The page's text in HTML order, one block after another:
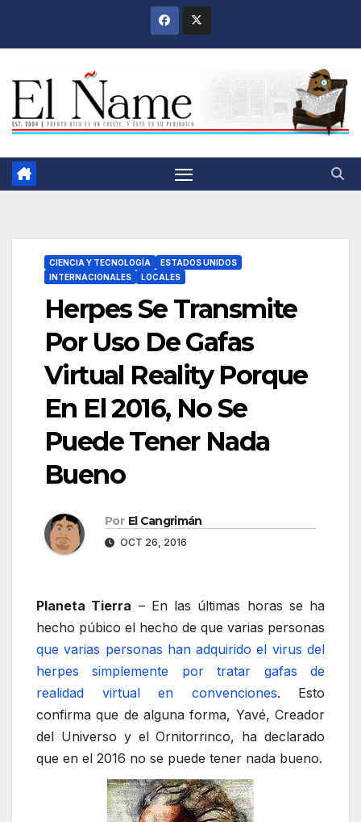
CIENCIA Y TECNOLOGÍA
ESTADOS UNIDOS
INTERNACIONALES
LOCALES
Herpes Se Transmite
Por Uso De Gafas
Virtual Reality Porque
En El 2016, No Se
Puede Tener Nada
Bueno
Por El Cangrimán
OCT 26, 2016
Planeta Tierra – En las últimas horas se ha
hecho púbico el hecho de que varias personas
que varias personas han adquirido el virus del
herpes simplemente por tratar gafas de
realidad virtual en convenciones. Esto
confirma que de alguna forma, Yavé, Creador
del Universo y el Ornitorrinco, ha declarado
que en el 2016 no se puede tener nada bueno.